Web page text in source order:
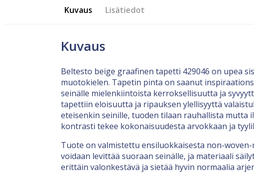
Kuvaus Lisätiedot
Kuvaus
Beltesto beige graafinen tapetti 429046 on upea
muotokielen. Tapetin pinta on saanut
seinälle mielenkiintoista kerroksellisuutta ja
tapettiin eloisuutta ja ripauksen ylellisyyttä
eteisenkin seinille, tuoden tilaan rauhallista mutta
kontrasti tekee kokonaisuudesta arvokkaan ja
Tuote on valmistettu ensiluokkaisesta non-
voidaan levittää suoraan seinälle, ja materiaali
erittäin valonkestävä ja sietää hyvin normaalia